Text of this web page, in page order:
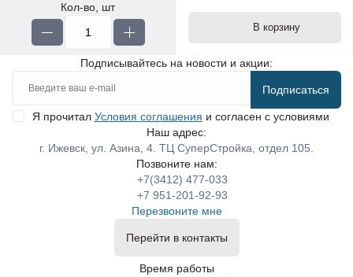
Кол-во, шт
В корзину
Подписывайтесь на новости и акции:
Подписаться
Я прочитал Условия соглашения и согласен с условиями
Наш адрес:
г. Ижевск, ул. Азина, 4. ТЦ СуперСтройка, отдел 105.
Позвоните нам:
+7(3412) 477-033
+7 951-201-92-93
Перезвоните мне
Перейти в контакты
Время работы